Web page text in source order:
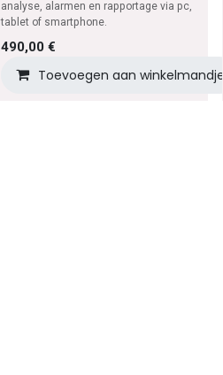
analyse, alarmen en rapportage via pc,
tablet of smartphone.
490,00 €
Toevoegen aan winkelmandje